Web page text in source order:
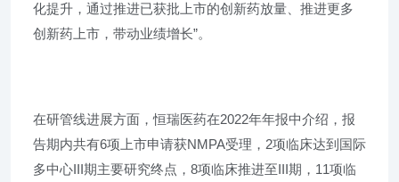
化提升，通过推进已获批上市的创新药放量、推进更多
创新药上市，带动业绩增长”。
在研管线进展方面，恒瑞医药在2022年年报中介绍，报
告期内共有6项上市申请获NMPA受理，2项临床达到国际
多中心III期主要研究终点，8项临床推进至III期，11项临